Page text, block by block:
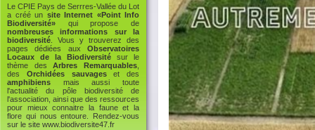
Le CPIE Pays de Serrres-Vallée du Lot
a créé un site Internet «Point Info
Biodiversité» qui propose de
nombreuses informations sur la
biodiversité . Vous y trouverez des
pages dédiées aux Observatoires
Locaux de la Biodiversité sur le
thème desArbres Remarquables
des Orchidées sauvageset des
amphibiens mais aussi toute
l'actualité du pôle biodiversité de
l'association, ainsi que des ressources
pour mieux connaitre la faune et la
flore qui nous entoure. Rendez-vous
sur le site www.biodiversite47.fr